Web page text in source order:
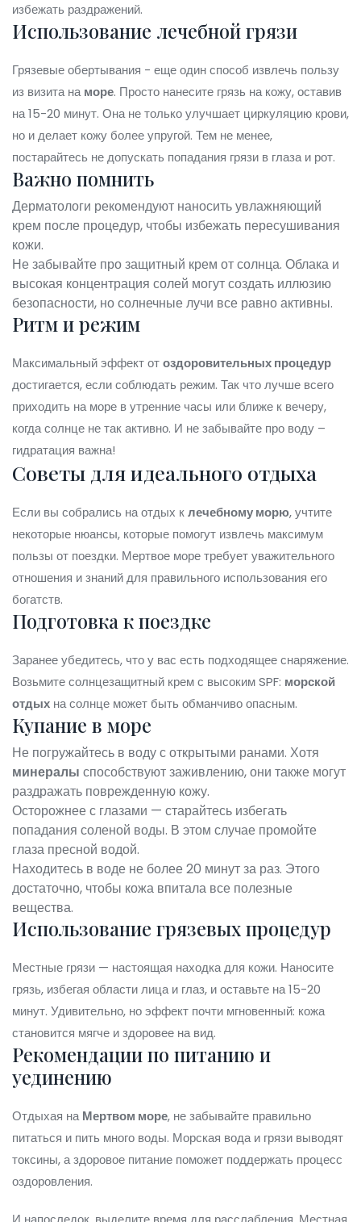
избежать раздражений.
Использование лечебной грязи
Грязевые обертывания - еще один способ извлечь пользу
из визита наморе. Просто нанесите грязь на кожу, оставив
на 15-20 минут. Она не только улучшает циркуляцию крови,
но и делает кожу более упругой. Тем не менее,
постарайтесь не допускать попадания грязи в глаза и рот.
Важно помнить
Дерматологи рекомендуют наносить увлажняющий
крем после процедур, чтобы избежать пересушивания
кожи.
Не забывайте про защитный крем от солнца. Облака и
высокая концентрация солей могут создать иллюзию
безопасности, но солнечные лучи все равно активны.
Ритм и режим
Максимальный эффект отоздоровительных процедур
достигается, если соблюдать режим. Так что лучше всего
приходить на море в утренние часы или ближе к вечеру,
когда солнце не так активно. И не забывайте про воду –
гидратация важна!
Советы для идеального отдыха
Если вы собрались на отдых клечебному морю, учтите
некоторые нюансы, которые помогут извлечь максимум
пользы от поездки. Мертвое море требует уважительного
отношения и знаний для правильного использования его
богатств.
Подготовка к поездке
Заранее убедитесь, что у вас есть подходящее снаряжение.
Возьмите солнцезащитный крем с высоким SPF: морской
отдых на солнце может быть обманчиво опасным.
Купание в море
Не погружайтесь в воду с открытыми ранами. Хотя
минералы способствуют заживлению, они также могут
раздражать поврежденную кожу.
Осторожнее с глазами — старайтесь избегать
попадания соленой воды. В этом случае промойте
глаза пресной водой.
Находитесь в воде не более 20 минут за раз. Этого
достаточно, чтобы кожа впитала все полезные
вещества.
Использование грязевых процедур
Местные грязи — настоящая находка для кожи. Наносите
грязь, избегая области лица и глаз, и оставьте на 15-20
минут. Удивительно, но эффект почти мгновенный: кожа
становится мягче и здоровее на вид.
Рекомендации по питанию и
уединению
Отдыхая наМертвом море, не забывайте правильно
питаться и пить много воды. Морская вода и грязи выводят
токсины, а здоровое питание поможет поддержать процесс
оздоровления.